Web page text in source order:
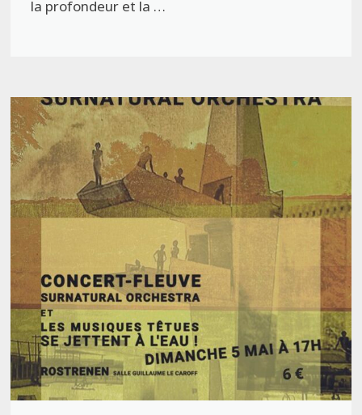
la profondeur et la …